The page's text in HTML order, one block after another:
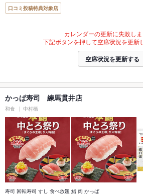
口コミ投稿特典対象店
カレンダーの更新に失敗しま
下記ボタンを押して空席状況を更新
空席状況を更新する
かっぱ寿司 練馬貫井店
和食 中村橋
寿司 回転寿司 すし 食べ放題 鮨 肉 かっぱ